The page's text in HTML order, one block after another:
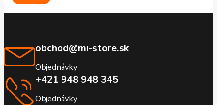
obchod@mi-store.sk
Objednávky
+421 948 948 345
Objednávky